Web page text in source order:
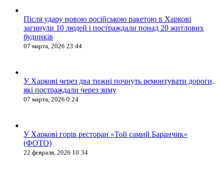
Після удару новою російською ракетою в Харкові
загинули 10 людей і постраждали понад 20 житлових
будинків
07 марта, 2026 23:44
У Харкові через два тижні почнуть ремонтувати дороги,
які постраждали через зиму
07 марта, 2026 0:24
У Харкові горів ресторан «Той самий Баранчик»
(ФОТО)
22 февраля, 2026 10:34